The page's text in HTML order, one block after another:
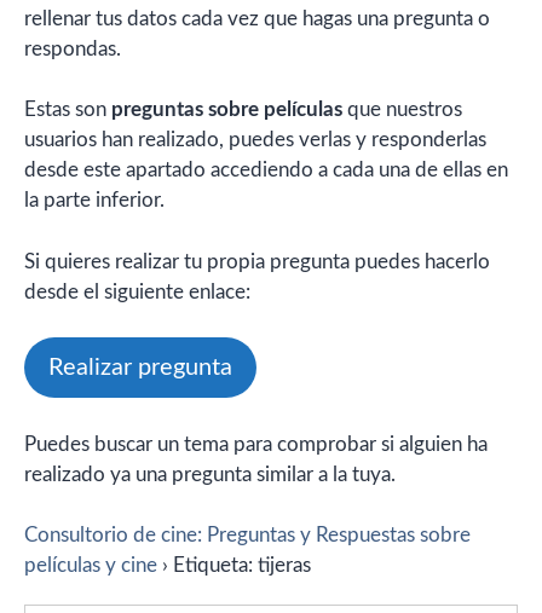
rellenar tus datos cada vez que hagas una pregunta o
respondas.
Estas son preguntas sobre películas que nuestros
usuarios han realizado, puedes verlas y responderlas
desde este apartado accediendo a cada una de ellas en
la parte inferior.
Si quieres realizar tu propia pregunta puedes hacerlo
desde el siguiente enlace:
Realizar pregunta
Puedes buscar un tema para comprobar si alguien ha
realizado ya una pregunta similar a la tuya.
Consultorio de cine: Preguntas y Respuestas sobre
películas y cine › Etiqueta: tijeras